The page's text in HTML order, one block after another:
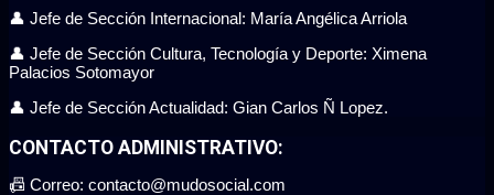
👤 Jefe de Sección Internacional: María Angélica Arriola
👤 Jefe de Sección Cultura, Tecnología y Deporte: Ximena
Palacios Sotomayor
👤 Jefe de Sección Actualidad: Gian Carlos Ñ Lopez.
CONTACTO ADMINISTRATIVO:
📠 Correo: contacto@mudosocial.com